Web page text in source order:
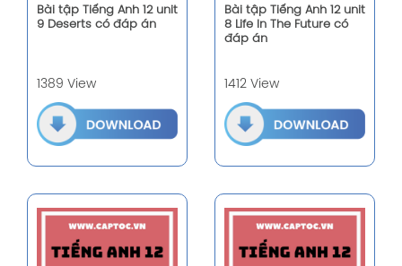
Bài tập Tiếng Anh 12 unit
9 Deserts có đáp án
1389 View
Bài tập Tiếng Anh 12 unit
8 Life In The Future có
đáp án
1412 View